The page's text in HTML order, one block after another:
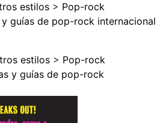
estilos > Pop-rock
guías de pop-rock internacional
estilos > Pop-rock
y guías de pop-rock